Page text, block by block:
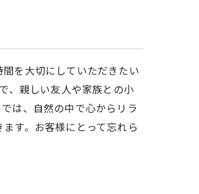
を大切にしていただきたい
、親しい友人や家族との小
は、自然の中で心からリラ
す。お客様にとって忘れら